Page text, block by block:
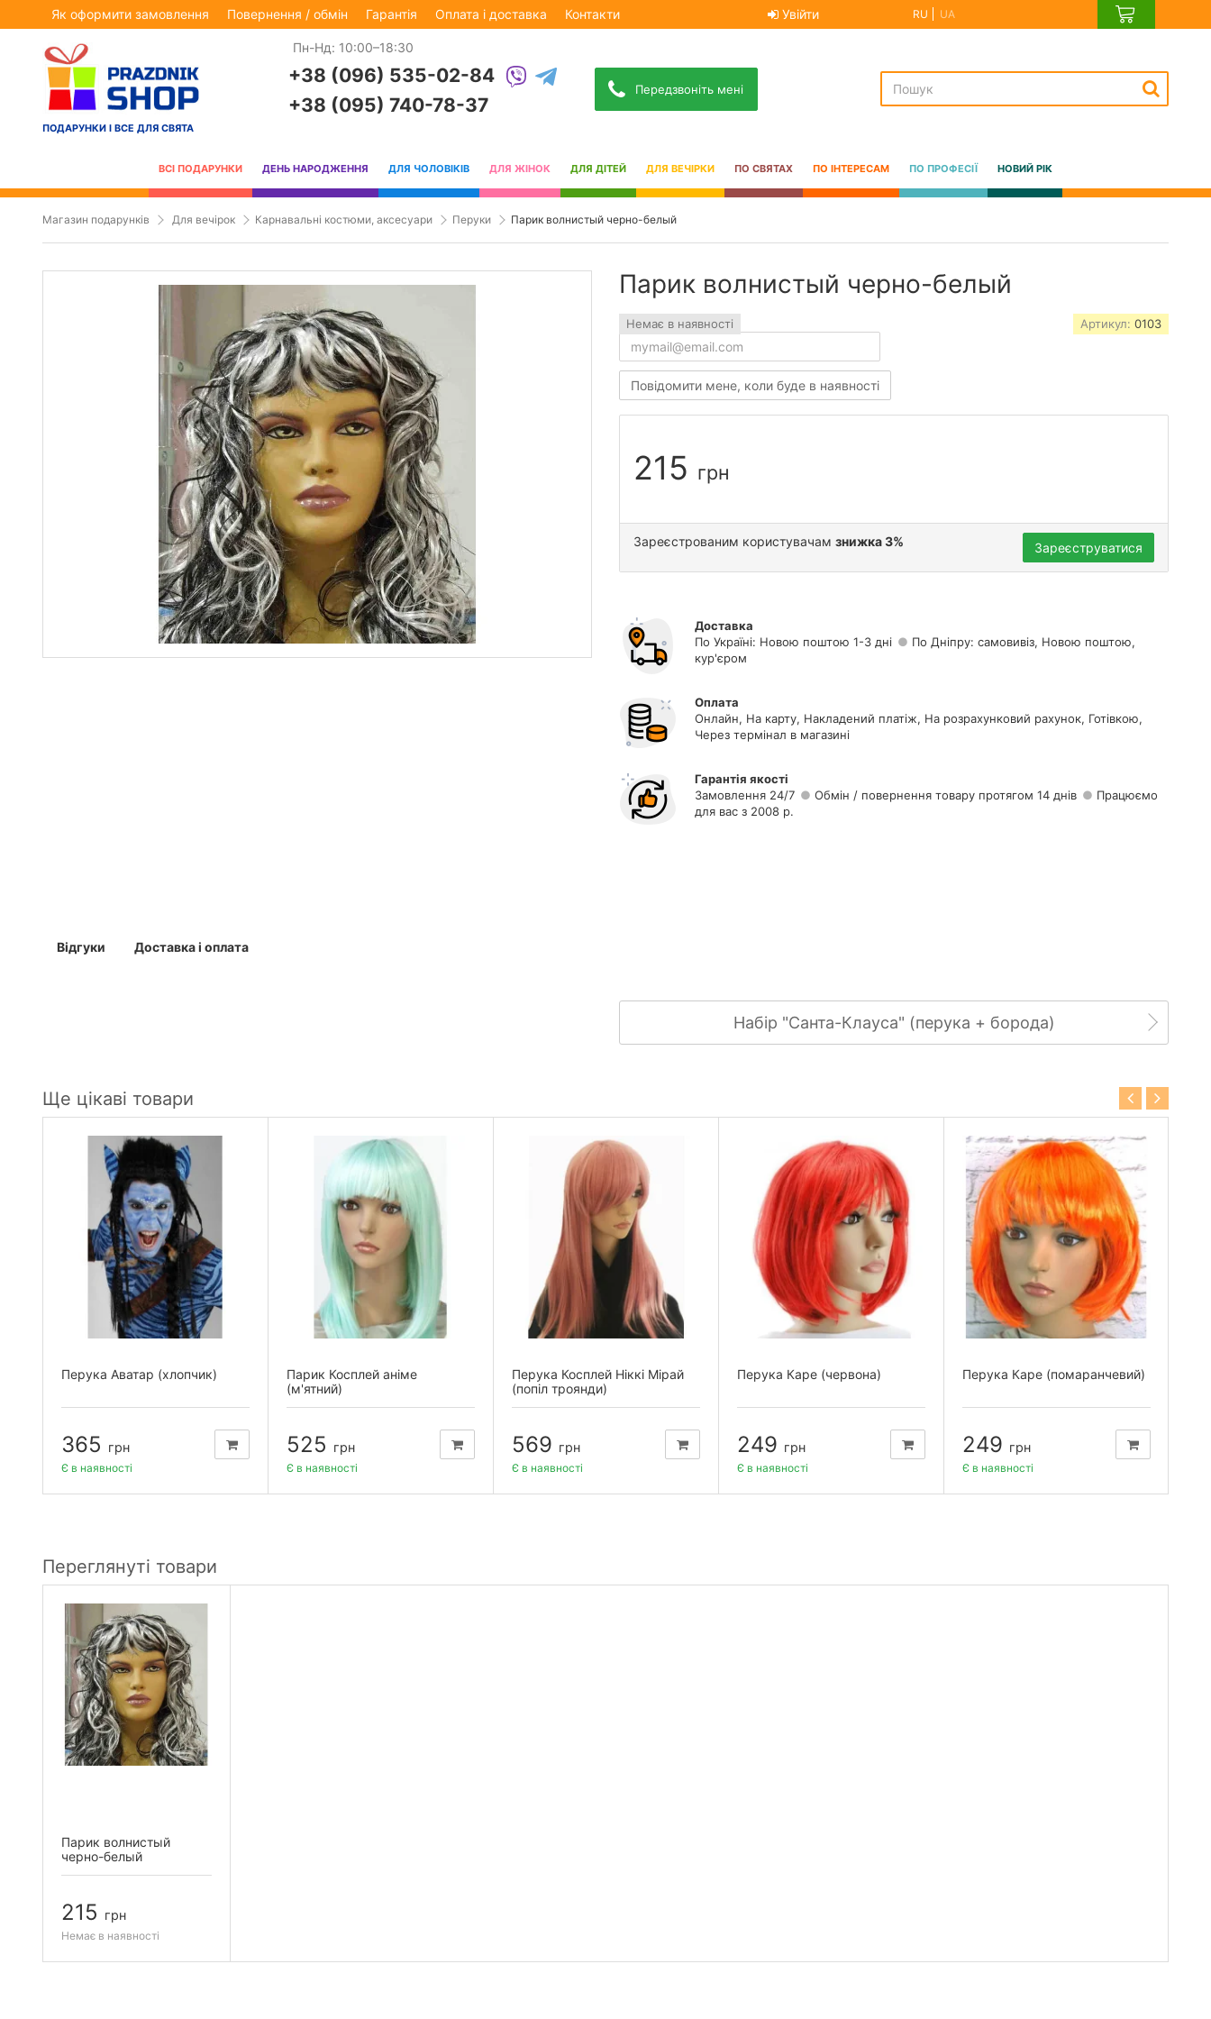
Як оформити замовлення Повернення / обмін Гарантія Оплата і доставка Контакти Увійти RU UA
ПОДАРУНКИ І ВСЕ ДЛЯ СВЯТА
Пн-Нд: 10:00–18:30
+38 (096) 535-02-84
+38 (095) 740-78-37
Передзвоніть мені
ВСІ ПОДАРУНКИ ДЕНЬ НАРОДЖЕННЯ ДЛЯ ЧОЛОВІКІВ ДЛЯ ЖІНОК ДЛЯ ДІТЕЙ ДЛЯ ВЕЧІРКИ ПО СВЯТАХ ПО ІНТЕРЕСАМ ПО ПРОФЕСІЇ НОВИЙ РІК
Магазин подарунків Для вечірок Карнавальні костюми, аксесуари Перуки Парик волнистый черно-белый
Парик волнистый черно-белый
Немає в наявності
Повідомити мене, коли буде в наявності
Артикул:0103
215 грн
Зареєстрованим користувачам знижка 3% Зареєструватися
Доставка
По Україні: Новою поштою 1-3 дні
По Дніпру: самовивіз, Новою поштою,
кур'єром
Оплата
Онлайн, На карту, Накладений платіж, На розрахунковий рахунок, Готівкою,
Через термінал в магазині
Гарантія якості
Замовлення 24/7
Обмін / повернення товару протягом 14 днів
Працюємо
для вас з 2008 р.
Відгуки Доставка і оплата
Набір "Санта-Клауса" (перука + борода)
Ще цікаві товари
Перука Аватар (хлопчик)
365 грн
Є в наявності
Парик Косплей аніме
(м'ятний)
525 грн
Є в наявності
Перука Косплей Ніккі Мірай
(попіл троянди)
569 грн
Є в наявності
Перука Каре (червона)
249 грн
Є в наявності
Перука Каре (помаранчевий)
249 грн
Є в наявності
Переглянуті товари
Парик волнистый
черно-белый
215 грн
Немає в наявності